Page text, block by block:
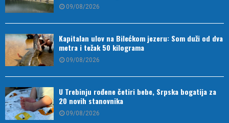
09/08/2026
Kapitalan ulov na Bilećkom jezeru: Som duži od dva
metra i težak 50 kilograma
09/08/2026
U Trebinju rođene četiri bebe, Srpska bogatija za
20 novih stanovnika
09/08/2026